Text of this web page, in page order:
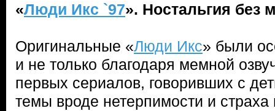
«Люди Икс `97». Ностальгия без
Оригинальные «Люди Икс» были
и не только благодаря мемной
первых сериалов, говоривших с
темы вроде нетерпимости и